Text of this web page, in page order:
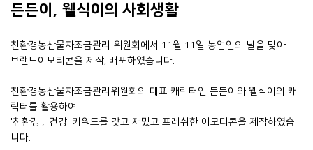
든든이, 웰식이의 사회생활
친환경농산물자조금관리 위원회에서 11월 11일 농업인의 날을 맞아
브랜드이모티콘을 제작, 배포하였습니다.
친환경농산물자조금관리위원회의 대표 캐릭터인 든든이와 웰식이의 캐
릭터를 활용하여
'친환경', '건강' 키워드를 갖고 재밌고 프레쉬한 이모티콘을 제작하였습
니다.